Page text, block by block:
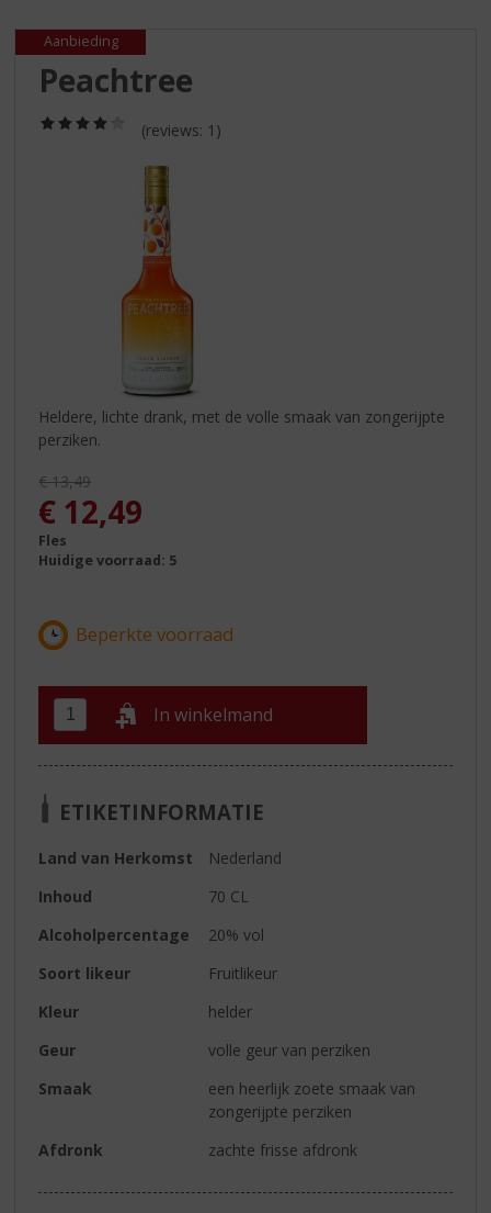
p
Aanbieding
Peachtree
/
(reviews: 1)
Heldere, lichte drank, met de volle smaak van zongerijpte
perziken.
Originele prijs was:
€13,49
, Huidige prijs is:
€ 12,49
Fles
Huidige voorraad: 5
In winkelmand
ETIKETINFORMATIE
Land van Herkomst
Nederland
Inhoud
70 CL
Alcoholpercentage
20% vol
Soort likeur
Fruitlikeur
Kleur
helder
Geur
volle geur van perziken
Smaak
een heerlijk zoete smaak van
zongerijpte perziken
Afdronk
zachte frisse afdronk